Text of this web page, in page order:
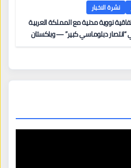
نشرة الاخبار
نووية مدنية مع المملكة العربية
دبلوماسي كبير” — وباكستان